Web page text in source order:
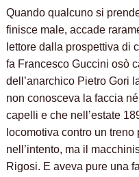
Quando qualcuno si
finisce male, accade
lettore dalla prospettiva di
fa Francesco Guccini osò
dell’anarchico Pietro Gori
non conosceva la faccia
capelli e che nell’estate
locomotiva contro un
nell’intento, ma il
Rigosi. E aveva pure una